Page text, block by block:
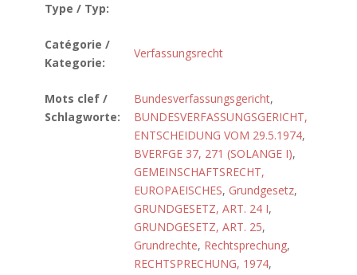
Type / Typ:
Catégorie /
Kategorie:
Verfassungsrecht
Mots clef /
Schlagworte:
Bundesverfassungsgericht,
BUNDESVERFASSUNGSGERICHT,
ENTSCHEIDUNG VOM 29.5.1974,
BVERFGE 37, 271 (SOLANGE I),
GEMEINSCHAFTSRECHT,
EUROPAEISCHES, Grundgesetz,
GRUNDGESETZ, ART. 24 I,
GRUNDGESETZ, ART. 25,
Grundrechte, Rechtsprechung,
RECHTSPRECHUNG, 1974,